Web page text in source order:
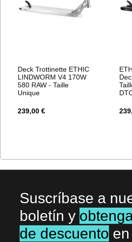
Deck Trottinette ETHIC
LINDWORM V4 170W
580 RAW - Taille
Unique
239,00 €
Suscríbase a
boletín y
de descuento